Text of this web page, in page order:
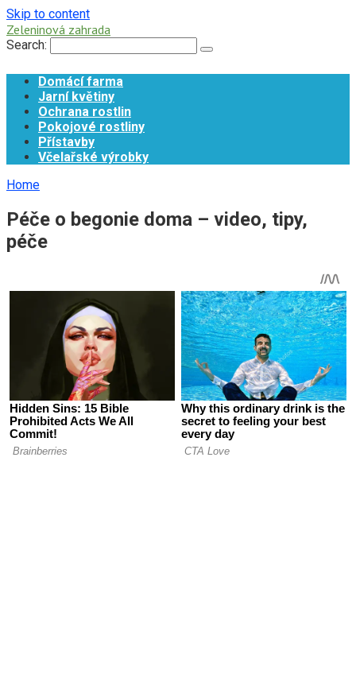
Skip to content
Zeleninová zahrada
Search:
Domácí farma
Jarní květiny
Ochrana rostlin
Pokojové rostliny
Přístavby
Včelařské výrobky
Home
Péče o begonie doma – video, tipy,
péče